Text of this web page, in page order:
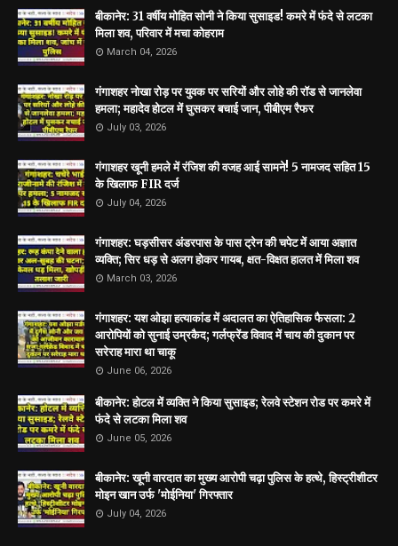
बीकानेर: 31 वर्षीय मोहित सोनी ने किया सुसाइड! कमरे में फंदे से लटका
मिला शव, परिवार में मचा कोहराम
March 04, 2026
गंगाशहर नोखा रोड़ पर युवक पर सरियों और लोहे की रॉड से जानलेवा
हमला; महादेव होटल में घुसकर बचाई जान, पीबीएम रैफर
July 03, 2026
गंगाशहर खूनी हमले में रंजिश की वजह आई सामने! 5 नामजद सहित 15
के खिलाफ FIR दर्ज
July 04, 2026
गंगाशहर: घड़सीसर अंडरपास के पास ट्रेन की चपेट में आया अज्ञात
व्यक्ति; सिर धड़ से अलग होकर गायब, क्षत-विक्षत हालत में मिला शव
March 03, 2026
गंगाशहर: यश ओझा हत्याकांड में अदालत का ऐतिहासिक फैसला: 2
आरोपियों को सुनाई उम्रकैद; गर्लफ्रेंड विवाद में चाय की दुकान पर
सरेराह मारा था चाकू
June 06, 2026
बीकानेर: होटल में व्यक्ति ने किया सुसाइड; रेलवे स्टेशन रोड पर कमरे में
फंदे से लटका मिला शव
June 05, 2026
बीकानेर: खूनी वारदात का मुख्य आरोपी चढ़ा पुलिस के हत्थे, हिस्ट्रीशीटर
मोइन खान उर्फ 'मोईनिया' गिरफ्तार
July 04, 2026